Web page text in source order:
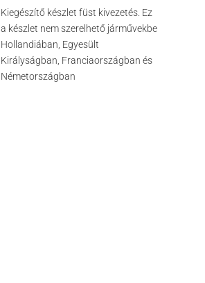
Kiegészítő készlet füst kivezetés. Ez
a készlet nem szerelhető járművekbe
Hollandiában, Egyesült
Királyságban, Franciaországban és
Németországban